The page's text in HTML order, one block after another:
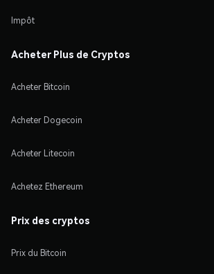
Impôt
Acheter Plus de Cryptos
Acheter Bitcoin
Acheter Dogecoin
Acheter Litecoin
Achetez Ethereum
Prix des cryptos
Prix du Bitcoin